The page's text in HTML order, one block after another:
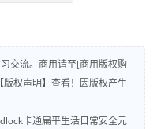
交流。商用请至[商用版权购
权声明】查看！因版权产生
卡通扁平生活日常安全元